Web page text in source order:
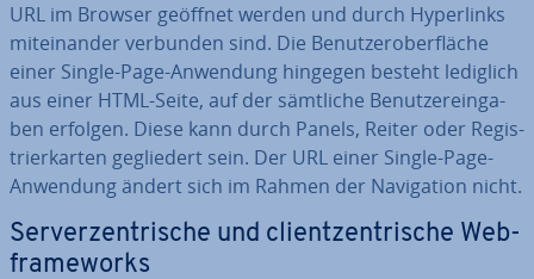
URL im Browser geöffnet werden und durch Hy­per­links
mit­ein­an­der verbunden sind. Die Be­nut­zer­ober­flä­che
einer Single-Page-Anwendung hingegen besteht lediglich
aus einer HTML-Seite, auf der sämtliche Be­nut­zer­ein­ga­
ben erfolgen. Diese kann durch Panels, Reiter oder Re­gis­
trier­kar­ten ge­glie­dert sein. Der URL einer Single-Page-
Anwendung ändert sich im Rahmen der Na­vi­ga­ti­on nicht.
Ser­ver­zen­tri­sche und cli­ent­zen­tri­sche Web­
frame­works